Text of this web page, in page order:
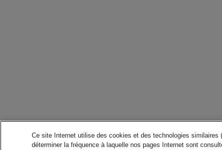
Ce site Internet utilise des cookies et des technologies
déterminer la fréquence à laquelle nos pages Internet sont